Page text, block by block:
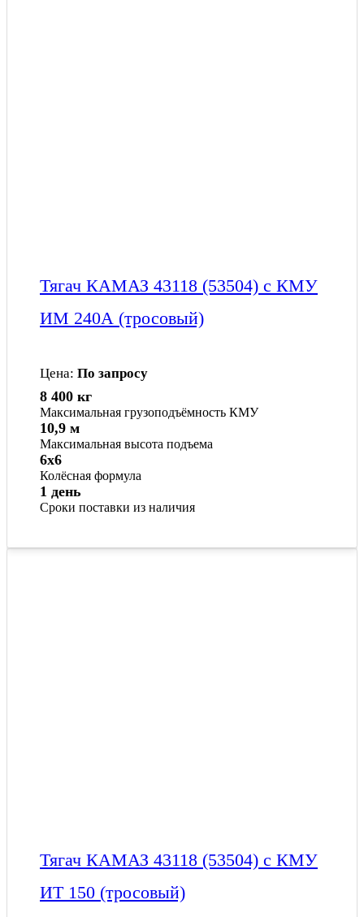
Тягач КАМАЗ 43118 (53504) с КМУ
ИМ 240А (тросовый)
Цена: По запросу
Максимальная грузоподъёмность КМУ
8 400 кг
Максимальная высота подъема
10,9 м
Колёсная формула
6x6
Сроки поставки из наличия
1 день
Тягач КАМАЗ 43118 (53504) с КМУ
ИТ 150 (тросовый)